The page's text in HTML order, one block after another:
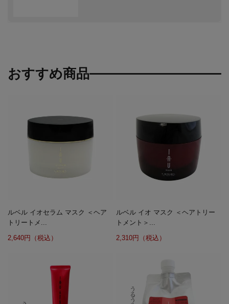
おすすめ商品
ルベル イオセラム マスク ＜ヘア
トリートメ...
2,640円（税込）
ルベル イオ マスク ＜ヘアトリー
トメント＞...
2,310円（税込）